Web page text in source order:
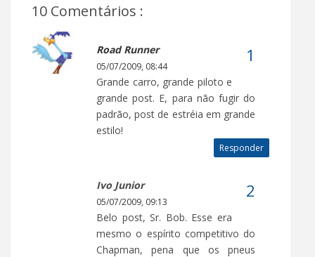
10 Comentários :
Road Runner
05/07/2009, 08:44
Grande carro, grande piloto e
grande post. E, para não fugir do
padrão, post de estréia em grande
estilo!
Responder
Ivo Junior
05/07/2009, 09:13
Belo post, Sr. Bob. Esse era
mesmo o espírito competitivo do
Chapman, pena que os pneus